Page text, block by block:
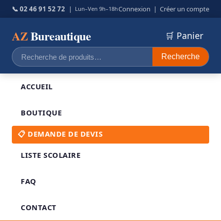
📞 02 46 91 52 72 | Lun–Ven 9h–18hConnexion | Créer un compte
AZBureautique
Recherche
pour :
Recherche
🛒 Panier
ACCUEIL
BOUTIQUE
📋 DEMANDE DE DEVIS
LISTE SCOLAIRE
FAQ
CONTACT